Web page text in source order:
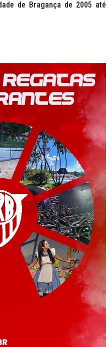
de Bragança de 2005 até